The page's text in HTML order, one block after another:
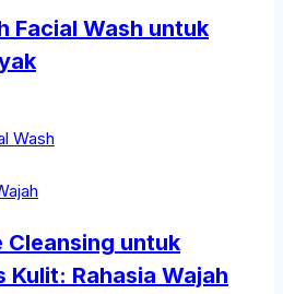
Facial Wash untuk
Cleansing untuk
Kulit: Rahasia Wajah